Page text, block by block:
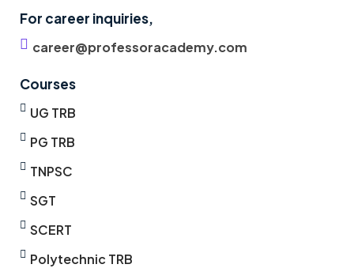
For career inquiries,
career@professoracademy.com
Courses
UG TRB
PG TRB
TNPSC
SGT
SCERT
Polytechnic TRB